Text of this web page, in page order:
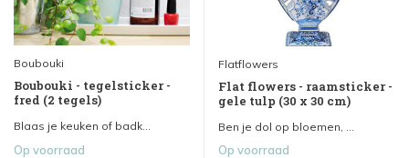
Boubouki
Boubouki - tegelsticker -
fred (2 tegels)
Blaas je keuken of badk...
Op voorraad
Flatflowers
Flat flowers - raamsticker -
gele tulp (30 x 30 cm)
Ben je dol op bloemen, ...
Op voorraad